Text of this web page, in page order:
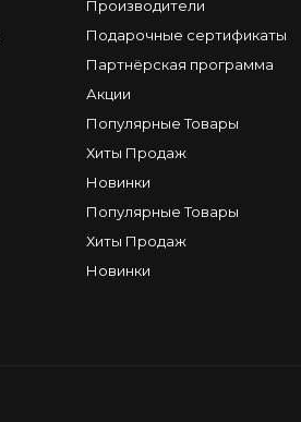
Производители
Подарочные сертификаты
Партнёрская программа
Акции
Популярные Товары
Хиты Продаж
Новинки
Популярные Товары
Хиты Продаж
Новинки